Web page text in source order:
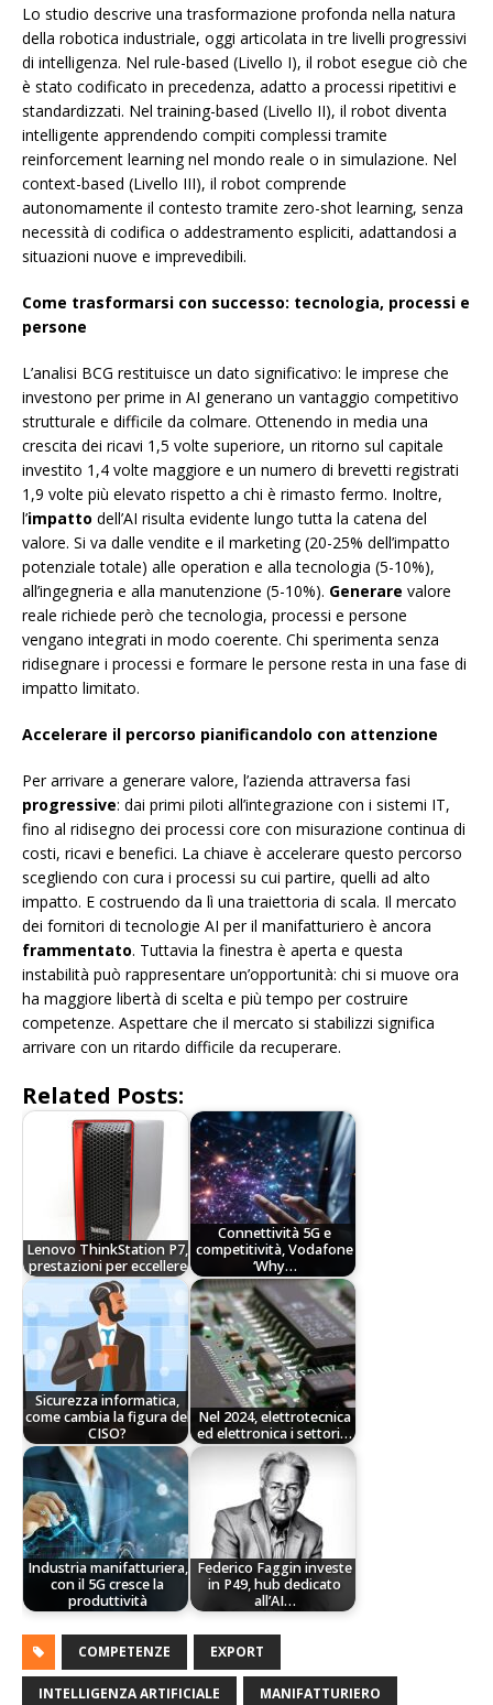
Lo studio descrive una trasformazione profonda nella natura
della robotica industriale, oggi articolata in tre livelli progressivi
di intelligenza. Nel rule-based (Livello I), il robot esegue ciò che
è stato codificato in precedenza, adatto a processi ripetitivi e
standardizzati. Nel training-based (Livello II), il robot diventa
intelligente apprendendo compiti complessi tramite
reinforcement learning nel mondo reale o in simulazione. Nel
context-based (Livello III), il robot comprende
autonomamente il contesto tramite zero-shot learning, senza
necessità di codifica o addestramento espliciti, adattandosi a
situazioni nuove e imprevedibili.
Come trasformarsi con successo: tecnologia, processi e
persone
L’analisi BCG restituisce un dato significativo: le imprese che
investono per prime in AI generano un vantaggio competitivo
strutturale e difficile da colmare. Ottenendo in media una
crescita dei ricavi 1,5 volte superiore, un ritorno sul capitale
investito 1,4 volte maggiore e un numero di brevetti registrati
1,9 volte più elevato rispetto a chi è rimasto fermo. Inoltre,
l’impatto dell’AI risulta evidente lungo tutta la catena del
valore. Si va dalle vendite e il marketing (20-25% dell’impatto
potenziale totale) alle operation e alla tecnologia (5-10%),
all’ingegneria e alla manutenzione (5-10%). Generare valore
reale richiede però che tecnologia, processi e persone
vengano integrati in modo coerente. Chi sperimenta senza
ridisegnare i processi e formare le persone resta in una fase di
impatto limitato.
Accelerare il percorso pianificandolo con attenzione
Per arrivare a generare valore, l’azienda attraversa fasi
progressive: dai primi piloti all’integrazione con i sistemi IT,
fino al ridisegno dei processi core con misurazione continua di
costi, ricavi e benefici. La chiave è accelerare questo percorso
scegliendo con cura i processi su cui partire, quelli ad alto
impatto. E costruendo da lì una traiettoria di scala. Il mercato
dei fornitori di tecnologie AI per il manifatturiero è ancora
frammentato. Tuttavia la finestra è aperta e questa
instabilità può rappresentare un’opportunità: chi si muove ora
ha maggiore libertà di scelta e più tempo per costruire
competenze. Aspettare che il mercato si stabilizzi significa
arrivare con un ritardo difficile da recuperare.
Related Posts:
Lenovo ThinkStation P7,
prestazioni per eccellere
Connettività 5G e
competitività, Vodafone
‘Why…
Sicurezza informatica,
come cambia la figura del
CISO?
Nel 2024, elettrotecnica
ed elettronica i settori…
Industria manifatturiera,
con il 5G cresce la
produttività
Federico Faggin investe
in P49, hub dedicato
all’AI…
COMPETENZE EXPORT
INTELLIGENZA ARTIFICIALE MANIFATTURIERO